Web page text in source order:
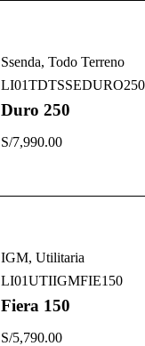
Ssenda, Todo Terreno
LI01TDTSSEDURO250
Duro 250
S/7,990.00
IGM, Utilitaria
LI01UTIIGMFIE150
Fiera 150
S/5,790.00